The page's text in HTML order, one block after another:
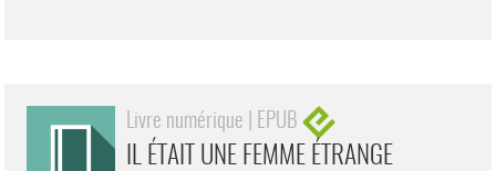
Livre numérique | EPUB
IL ÉTAIT UNE FEMME ÉTRANGE